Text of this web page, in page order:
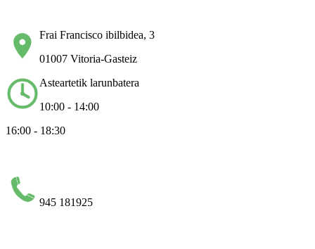
Frai Francisco ibilbidea, 3
01007 Vitoria-Gasteiz
Asteartetik larunbatera
10:00 - 14:00
16:00 - 18:30
945 181925